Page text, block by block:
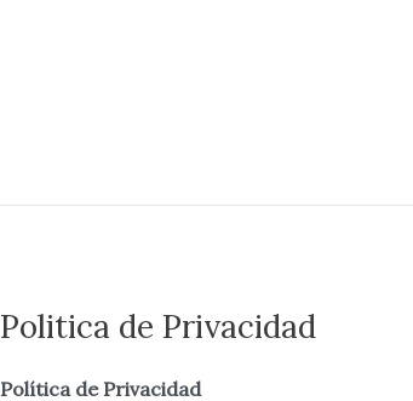
Politica de Privacidad
Política de Privacidad